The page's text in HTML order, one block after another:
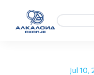
Jul 10,